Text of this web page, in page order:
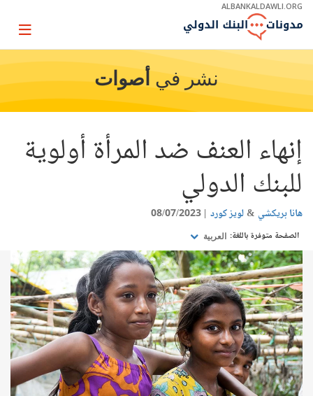
Skip
Main
ALBANKALDAWLI.ORG
Page
نشر في أصوات
إنهاء العنف ضد المرأة أولوية
للبنك الدولي
هانا بريكشي لويز كورد 08/07/2023
الصفحة متوفرة باللغة: العربية